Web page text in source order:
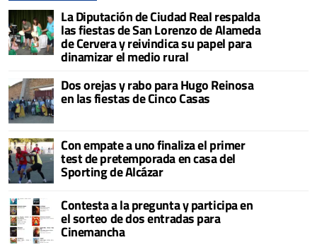
La Diputación de Ciudad Real respalda
las fiestas de San Lorenzo de Alameda
de Cervera y reivindica su papel para
dinamizar el medio rural
Dos orejas y rabo para Hugo Reinosa
en las fiestas de Cinco Casas
Con empate a uno finaliza el primer
test de pretemporada en casa del
Sporting de Alcázar
Contesta a la pregunta y participa en
el sorteo de dos entradas para
Cinemancha